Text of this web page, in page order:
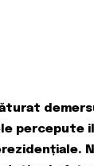
percepute